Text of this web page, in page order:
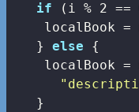
if (i % 2 ==
    localBook =
   }
else {
    localBook =
   }